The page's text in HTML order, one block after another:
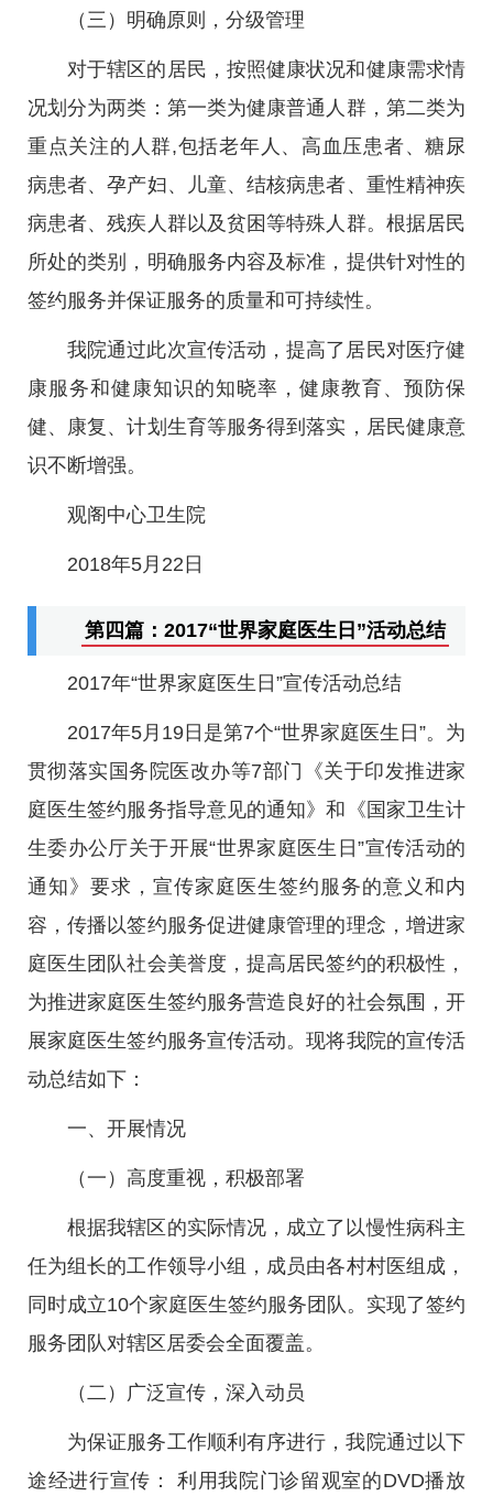
（三）明确原则，分级管理
对于辖区的居民，按照健康状况和健康需求情
况划分为两类：第一类为健康普通人群，第二类为
重点关注的人群,包括老年人、高血压患者、糖尿
病患者、孕产妇、儿童、结核病患者、重性精神疾
病患者、残疾人群以及贫困等特殊人群。根据居民
所处的类别，明确服务内容及标准，提供针对性的
签约服务并保证服务的质量和可持续性。
我院通过此次宣传活动，提高了居民对医疗健
康服务和健康知识的知晓率，健康教育、预防保
健、康复、计划生育等服务得到落实，居民健康意
识不断增强。
观阁中心卫生院
2018年5月22日
第四篇：2017“世界家庭医生日”活动总结
2017年“世界家庭医生日”宣传活动总结
2017年5月19日是第7个“世界家庭医生日”。为
贯彻落实国务院医改办等7部门《关于印发推进家
庭医生签约服务指导意见的通知》和《国家卫生计
生委办公厅关于开展“世界家庭医生日”宣传活动的
通知》要求，宣传家庭医生签约服务的意义和内
容，传播以签约服务促进健康管理的理念，增进家
庭医生团队社会美誉度，提高居民签约的积极性，
为推进家庭医生签约服务营造良好的社会氛围，开
展家庭医生签约服务宣传活动。现将我院的宣传活
动总结如下：
一、开展情况
（一）高度重视，积极部署
根据我辖区的实际情况，成立了以慢性病科主
任为组长的工作领导小组，成员由各村村医组成，
同时成立10个家庭医生签约服务团队。实现了签约
服务团队对辖区居委会全面覆盖。
（二）广泛宣传，深入动员
为保证服务工作顺利有序进行，我院通过以下
途经进行宣传： 利用我院门诊留观室的DVD播放